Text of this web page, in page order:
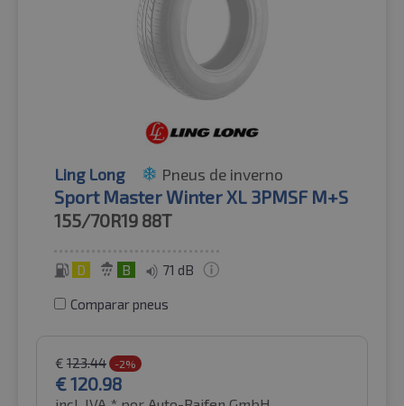
Ling Long Pneus de inverno
Sport Master Winter XL 3PMSF M+S
155/70R19 88T
D B 71 dB
Comparar pneus
€ 123.44 -2%
€120.98